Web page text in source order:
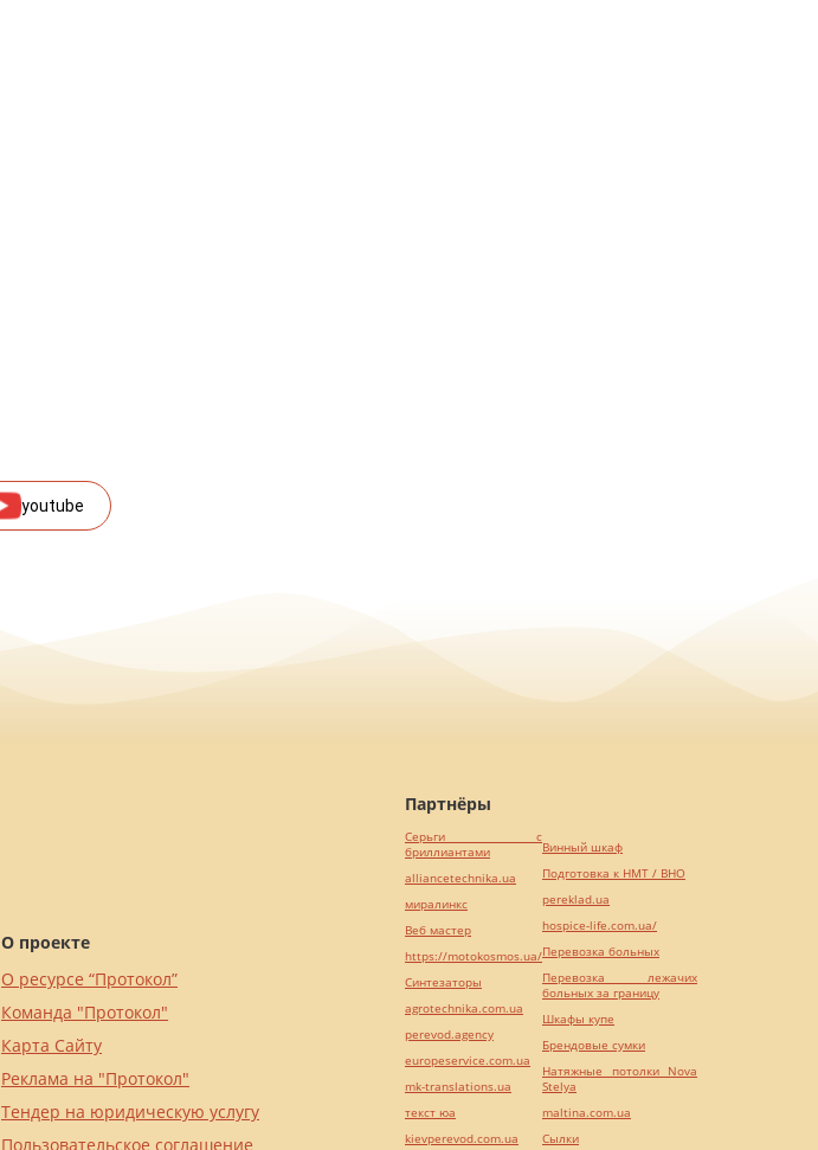
youtube
О проекте
О ресурсе “Протокол”
Команда "Протокол"
Карта Сайту
Реклама на "Протокол"
Тендер на юридическую услугу
Пользовательское соглашение
Партнёры
Серьги с
бриллиантами
alliancetechnika.ua
миралинкс
Веб мастер
https://motokosmos.ua/
Синтезаторы
agrotechnika.com.ua
perevod.agency
europeservice.com.ua
mk-translations.ua
текст юа
kievperevod.com.ua
Винный шкаф
Подготовка к НМТ / ВНО
pereklad.ua
hospice-life.com.ua/
Перевозка больных
Перевозка лежачих
больных за границу
Шкафы купе
Брендовые сумки
Натяжные потолки Nova
Stelya
maltina.com.ua
Cылки